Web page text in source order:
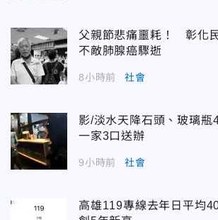
父親節悲痛噩耗！ 彰化
不敵肺腺癌驟逝
8小時前 社會
影/淡水天降石頭、玻璃
一家3口送辦
9小時前 社會
高雄119專線去年日平均